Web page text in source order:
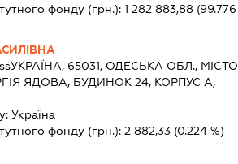
фонду (грн.): 1 282 883,88(99.776
УКРАЇНА, 65031, ОДЕСЬКА ОБЛ., МІСТО
ЯДОВА, БУДИНОК 24, КОРПУС А,
Україна
фонду (грн.): 2 882,33(0.224 %)